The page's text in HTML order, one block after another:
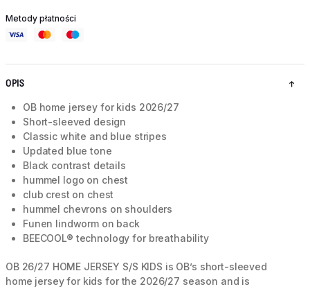
Metody płatności
OPIS
OB home jersey for kids 2026/27
Short-sleeved design
Classic white and blue stripes
Updated blue tone
Black contrast details
hummel logo on chest
club crest on chest
hummel chevrons on shoulders
Funen lindworm on back
BEECOOL® technology for breathability
OB 26/27 HOME JERSEY S/S KIDS is OB’s short-sleeved
home jersey for kids for the 2026/27 season and is